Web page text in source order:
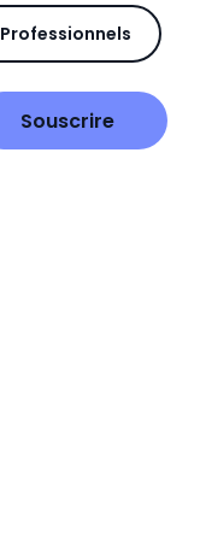
Professionnels
Souscrire